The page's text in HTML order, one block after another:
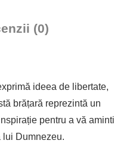
(0)
ideea de libertate,
brățară reprezintă un
pentru a vă aminti
Dumnezeu.